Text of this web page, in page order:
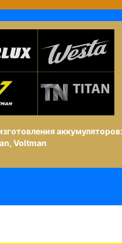
аккумуляторов:
Voltman